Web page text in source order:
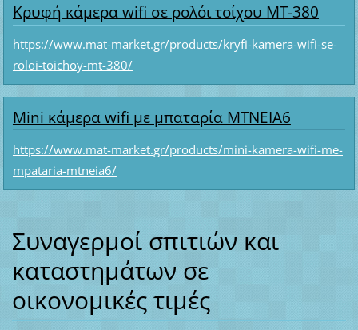
Κρυφή κάμερα wifi σε ρολόι τοίχου MT-380
https://www.mat-market.gr/products/kryfi-kamera-wifi-se-
roloi-toichoy-mt-380/
Mini κάμερα wifi με μπαταρία ΜΤΝΕΙΑ6
https://www.mat-market.gr/products/mini-kamera-wifi-me-
mpataria-mtneia6/
Συναγερμοί σπιτιών και
καταστημάτων σε
οικονομικές τιμές